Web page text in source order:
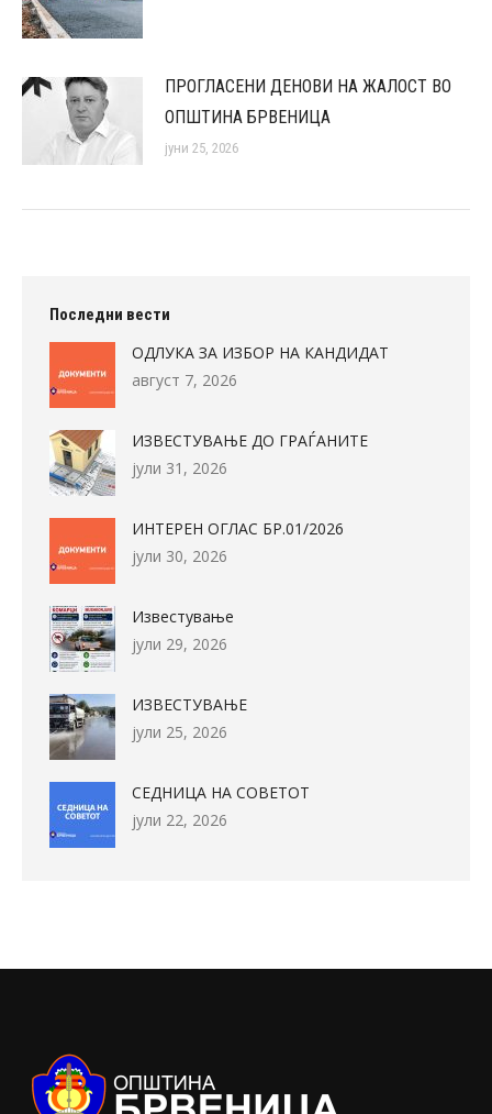
ПРОГЛАСЕНИ ДЕНОВИ НА ЖАЛОСТ ВО
ОПШТИНА БРВЕНИЦА
јуни 25, 2026
Последни вести
ОДЛУКА ЗА ИЗБОР НА КАНДИДАТ
август 7, 2026
ИЗВЕСТУВАЊЕ ДО ГРАЃАНИТЕ
јули 31, 2026
ИНТЕРЕН ОГЛАС БР.01/2026
јули 30, 2026
Известување
јули 29, 2026
ИЗВЕСТУВАЊЕ
јули 25, 2026
СЕДНИЦА НА СОВЕТОТ
јули 22, 2026